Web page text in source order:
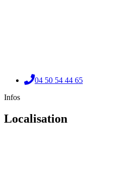
04 50 54 44 65
Infos
Localisation